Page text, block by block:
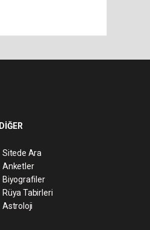
DİĞER
Sitede Ara
Anketler
Biyografiler
Rüya Tabirleri
Astroloji